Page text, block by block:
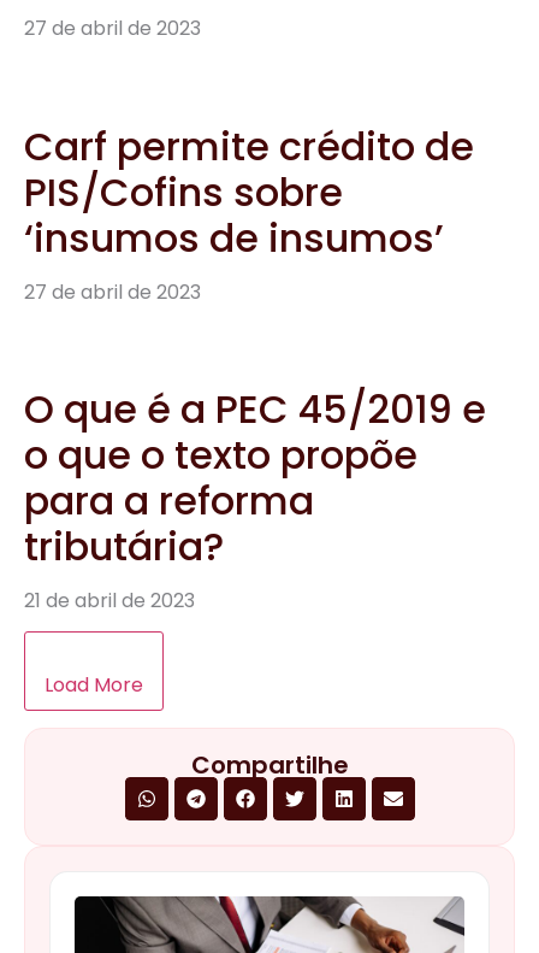
27 de abril de 2023
Carf permite crédito de
PIS/Cofins sobre
‘insumos de insumos’
27 de abril de 2023
O que é a PEC 45/2019 e
o que o texto propõe
para a reforma
tributária?
21 de abril de 2023
Load More
Compartilhe